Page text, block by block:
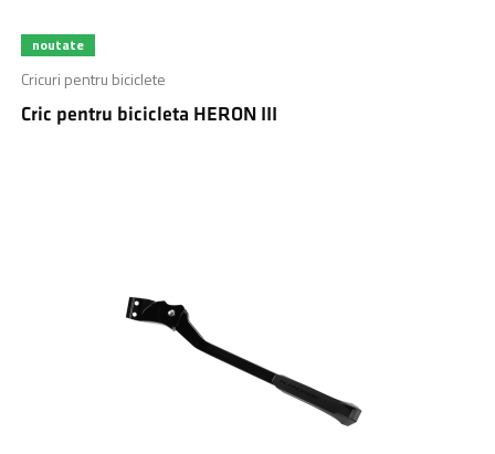
noutate
Cricuri pentru biciclete
Cric pentru bicicleta HERON III